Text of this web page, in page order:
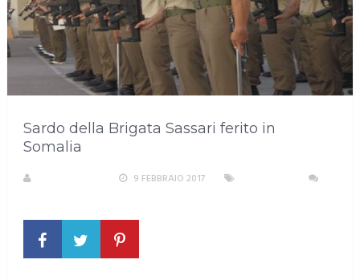
Sardo della Brigata Sassari ferito in
Somalia
9 FEBBRAIO 2017